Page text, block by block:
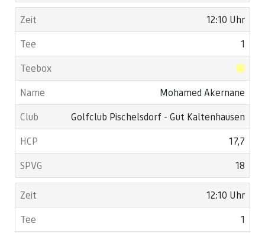
12:10 Uhr
1
Mohamed Akernane
Golfclub Pischelsdorf - Gut Kaltenhausen
17,7
18
12:10 Uhr
1